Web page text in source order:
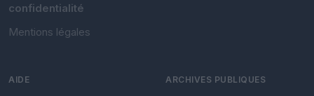
confidentialité
Mentions légales
AIDE ARCHIVES PUBLIQUES